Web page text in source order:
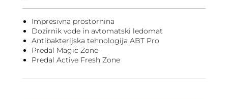
Impresivna prostornina
Dozirnik vode in avtomatski ledomat
Antibakterijska tehnologija ABT Pro
Predal Magic Zone
Predal Active Fresh Zone